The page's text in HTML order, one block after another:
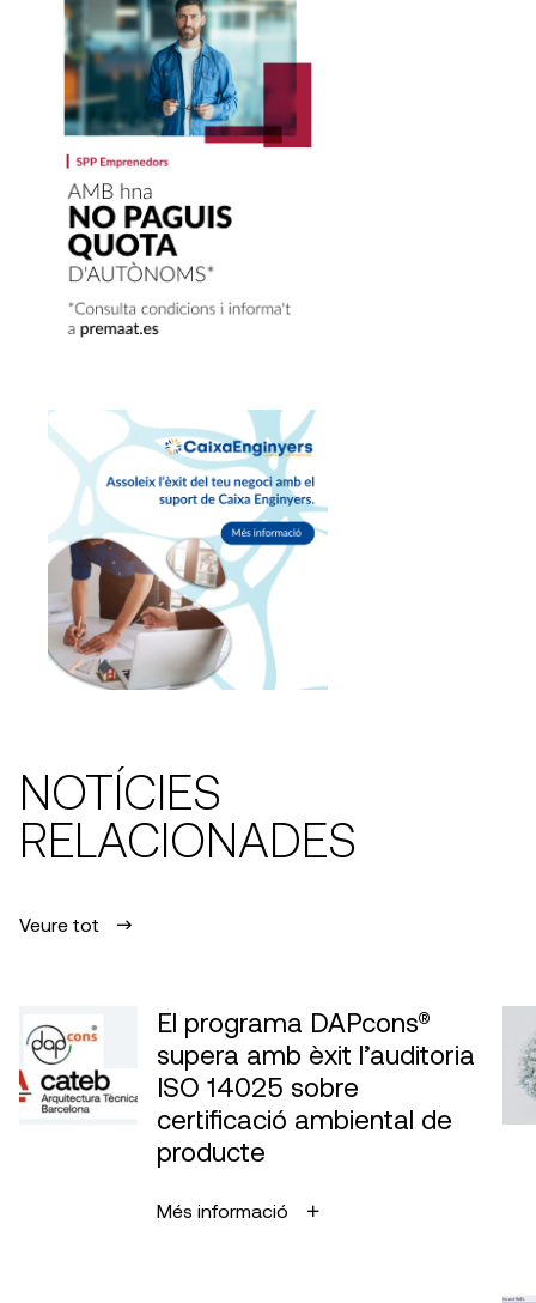
NOTÍCIES
RELACIONADES
Veure tot
El programa DAPcons®
supera amb èxit l’auditoria
ISO 14025 sobre
certificació ambiental de
producte
Més informació